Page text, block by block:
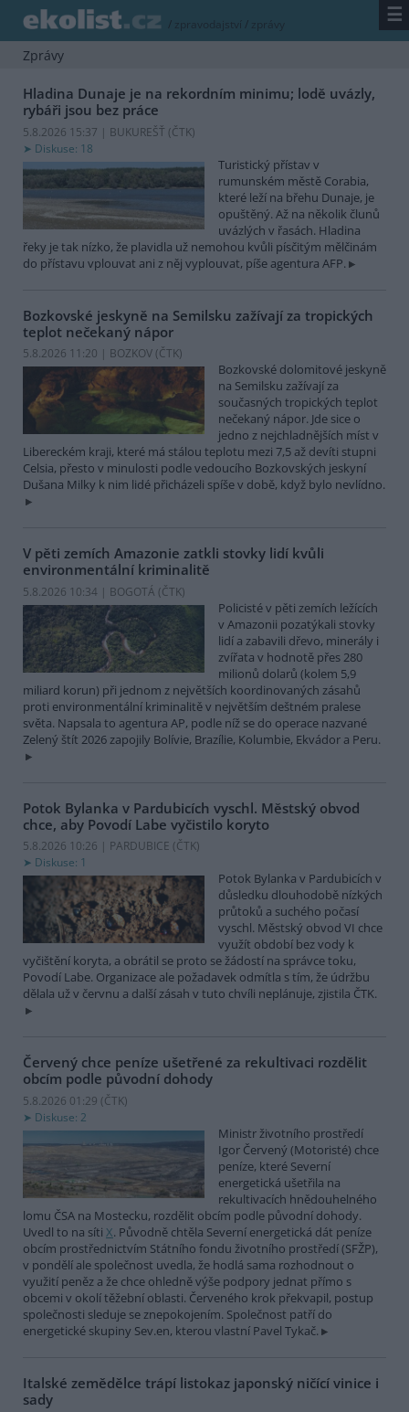
/ zpravodajství / zprávy ☰
Zprávy
Hladina Dunaje je na rekordním minimu; lodě uvázly,
rybáři jsou bez práce
5.8.2026 15:37 | BUKUREŠŤ (ČTK)
Diskuse: 18
Turistický přístav v
rumunském městě Corabia,
které leží na břehu Dunaje, je
opuštěný. Až na několik člunů
uvázlých v řasách. Hladina
řeky je tak nízko, že plavidla už nemohou kvůli písčitým mělčinám
do přístavu vplouvat ani z něj vyplouvat, píše agentura AFP.
Bozkovské jeskyně na Semilsku zažívají za tropických
teplot nečekaný nápor
5.8.2026 11:20 | BOZKOV (ČTK)
Bozkovské dolomitové jeskyně
na Semilsku zažívají za
současných tropických teplot
nečekaný nápor. Jde sice o
jedno z nejchladnějších míst v
Libereckém kraji, které má stálou teplotu mezi 7,5 až devíti stupni
Celsia, přesto v minulosti podle vedoucího Bozkovských jeskyní
Dušana Milky k nim lidé přicházeli spíše v době, když bylo nevlídno.
V pěti zemích Amazonie zatkli stovky lidí kvůli
environmentální kriminalitě
5.8.2026 10:34 | BOGOTÁ (ČTK)
Policisté v pěti zemích ležících
v Amazonii pozatýkali stovky
lidí a zabavili dřevo, minerály i
zvířata v hodnotě přes 280
milionů dolarů (kolem 5,9
miliard korun) při jednom z největších koordinovaných zásahů
proti environmentální kriminalitě v největším deštném pralese
světa. Napsala to agentura AP, podle níž se do operace nazvané
Zelený štít 2026 zapojily Bolívie, Brazílie, Kolumbie, Ekvádor a Peru.
Potok Bylanka v Pardubicích vyschl. Městský obvod
chce, aby Povodí Labe vyčistilo koryto
5.8.2026 10:26 | PARDUBICE (ČTK)
Diskuse: 1
Potok Bylanka v Pardubicích v
důsledku dlouhodobě nízkých
průtoků a suchého počasí
vyschl. Městský obvod VI chce
využít období bez vody k
vyčištění koryta, a obrátil se proto se žádostí na správce toku,
Povodí Labe. Organizace ale požadavek odmítla s tím, že údržbu
dělala už v červnu a další zásah v tuto chvíli neplánuje, zjistila ČTK.
Červený chce peníze ušetřené za rekultivaci rozdělit
obcím podle původní dohody
5.8.2026 01:29 (ČTK)
Diskuse: 2
Ministr životního prostředí
Igor Červený (Motoristé) chce
peníze, které Severní
energetická ušetřila na
rekultivacích hnědouhelného
lomu ČSA na Mostecku, rozdělit obcím podle původní dohody.
Uvedl to na síti X. Původně chtěla Severní energetická dát peníze
obcím prostřednictvím Státního fondu životního prostředí (SFŽP),
v pondělí ale společnost uvedla, že hodlá sama rozhodnout o
využití peněz a že chce ohledně výše podpory jednat přímo s
obcemi v okolí těžební oblasti. Červeného krok překvapil, postup
společnosti sleduje se znepokojením. Společnost patří do
energetické skupiny Sev.en, kterou vlastní Pavel Tykač.
Italské zemědělce trápí listokaz japonský ničící vinice i
sady